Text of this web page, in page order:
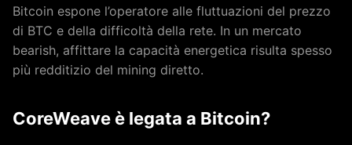
Bitcoin espone l’operatore alle fluttuazioni del prezzo
di BTC e della difficoltà della rete. In un mercato
bearish, affittare la capacità energetica risulta spesso
più redditizio del mining diretto.
CoreWeave è legata a Bitcoin?